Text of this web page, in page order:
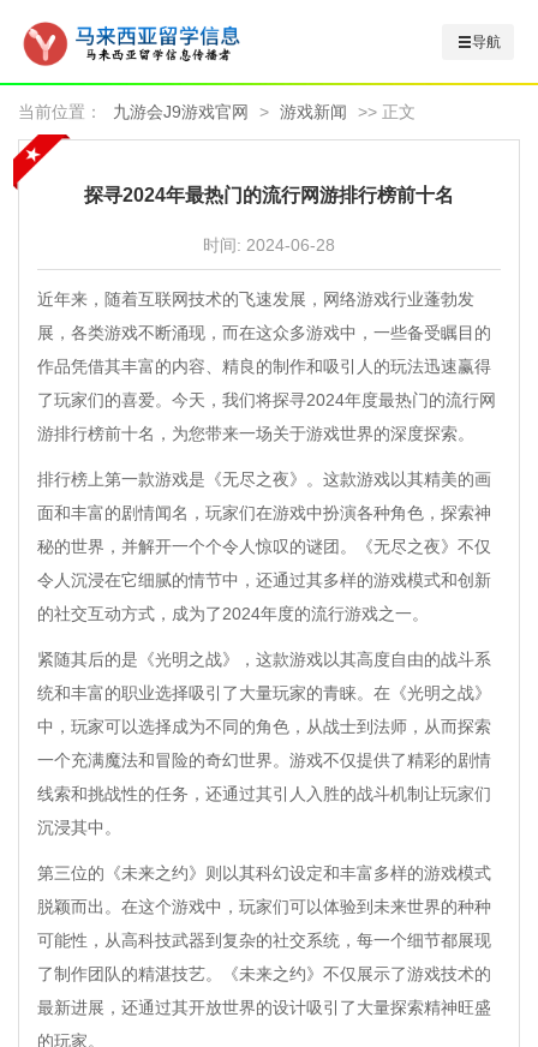
导航
当前位置： 九游会J9游戏官网 > 游戏新闻 >> 正文
探寻2024年最热门的流行网游排行榜前十名
时间: 2024-06-28
近年来，随着互联网技术的飞速发展，网络游戏行业蓬勃发
展，各类游戏不断涌现，而在这众多游戏中，一些备受瞩目的
作品凭借其丰富的内容、精良的制作和吸引人的玩法迅速赢得
了玩家们的喜爱。今天，我们将探寻2024年度最热门的流行网
游排行榜前十名，为您带来一场关于游戏世界的深度探索。
排行榜上第一款游戏是《无尽之夜》。这款游戏以其精美的画
面和丰富的剧情闻名，玩家们在游戏中扮演各种角色，探索神
秘的世界，并解开一个个令人惊叹的谜团。《无尽之夜》不仅
令人沉浸在它细腻的情节中，还通过其多样的游戏模式和创新
的社交互动方式，成为了2024年度的流行游戏之一。
紧随其后的是《光明之战》，这款游戏以其高度自由的战斗系
统和丰富的职业选择吸引了大量玩家的青睐。在《光明之战》
中，玩家可以选择成为不同的角色，从战士到法师，从而探索
一个充满魔法和冒险的奇幻世界。游戏不仅提供了精彩的剧情
线索和挑战性的任务，还通过其引人入胜的战斗机制让玩家们
沉浸其中。
第三位的《未来之约》则以其科幻设定和丰富多样的游戏模式
脱颖而出。在这个游戏中，玩家们可以体验到未来世界的种种
可能性，从高科技武器到复杂的社交系统，每一个细节都展现
了制作团队的精湛技艺。《未来之约》不仅展示了游戏技术的
最新进展，还通过其开放世界的设计吸引了大量探索精神旺盛
的玩家。